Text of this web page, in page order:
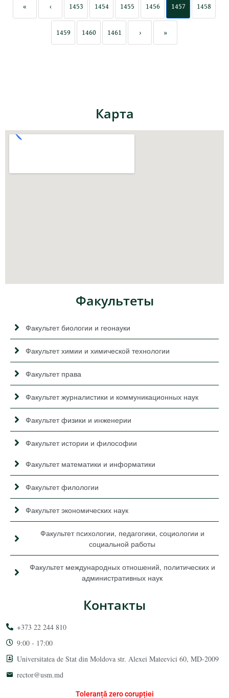
« ‹ 1453 1454 1455 1456 1457 1458
1459 1460 1461 › »
Карта
Факультеты
Факультет биологии и геонауки
Факультет химии и химической технологии
Факультет права
Факультет журналистики и коммуникационных наук
Факультет физики и инженерии
Факультет истории и философии
Факультет математики и информатики
Факультет филологии
Факультет экономических наук
Факультет психологии, педагогики, социологии и
социальной работы
Факультет международных отношений, политических и
административных наук
Контакты
+373 22 244 810
9:00 - 17:00
Universitatea de Stat din Moldova str. Alexei Mateevici 60, MD-2009
rector@usm.md
Toleranță zero corupției